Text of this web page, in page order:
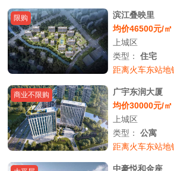
限购
滨江叠映里
均价46500元/㎡
上城区
类型：住宅
距离火车东站地
商业不限购
广宇东润大厦
均价30000元/㎡
上城区
类型：公寓
距离火车东站地
中豪悦和金座